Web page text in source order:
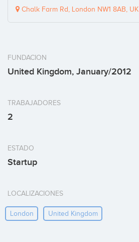
Chalk Farm Rd, London NW1 8AB, UK
FUNDACION
United Kingdom, January/2012
TRABAJADORES
2
ESTADO
Startup
LOCALIZACIONES
London United Kingdom